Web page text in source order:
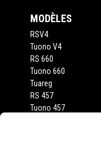
MODÈLES
RSV4
Tuono V4
RS 660
Tuono 660
Tuareg
RS 457
Tuono 457